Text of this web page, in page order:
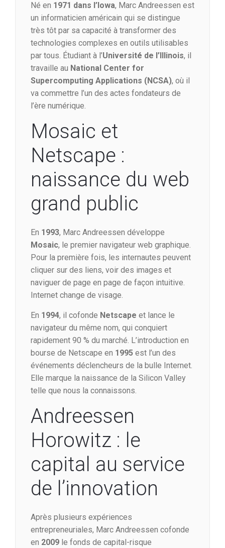
Né en 1971 dans l’Iowa, Marc Andreessen est
un informaticien américain qui se distingue
très tôt par sa capacité à transformer des
technologies complexes en outils utilisables
par tous. Étudiant à l’Université de l’Illinois, il
travaille au National Center for
Supercomputing Applications (NCSA), où il
va commettre l’un des actes fondateurs de
l’ère numérique.
Mosaic et
Netscape :
naissance du web
grand public
En 1993, Marc Andreessen développe
Mosaic, le premier navigateur web graphique.
Pour la première fois, les internautes peuvent
cliquer sur des liens, voir des images et
naviguer de page en page de façon intuitive.
Internet change de visage.
En 1994, il cofonde Netscape et lance le
navigateur du même nom, qui conquiert
rapidement 90 % du marché. L’introduction en
bourse de Netscape en 1995 est l’un des
événements déclencheurs de la bulle Internet.
Elle marque la naissance de la Silicon Valley
telle que nous la connaissons.
Andreessen
Horowitz : le
capital au service
de l’innovation
Après plusieurs expériences
entrepreneuriales, Marc Andreessen cofonde
en 2009 le fonds de capital-risque